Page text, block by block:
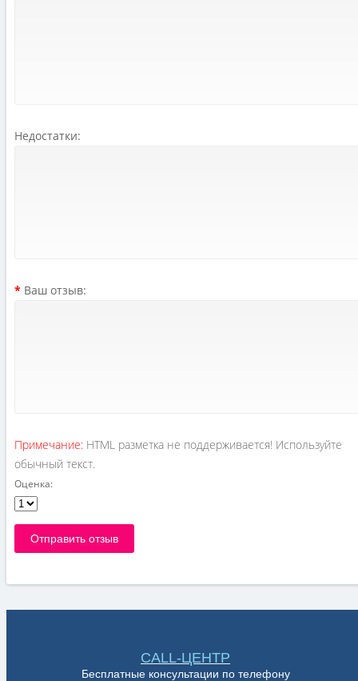
Недостатки:
Ваш отзыв:
Примечание: HTML разметка не поддерживается! Используйте
обычный текст.
Оценка:
Отправить отзыв
CALL-ЦЕНТР
Бесплатные консультации по телефону